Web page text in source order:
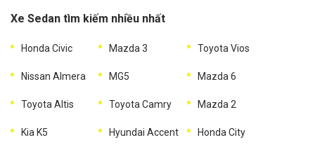
Xe Sedan tìm kiếm nhiều nhất
Honda Civic Mazda 3 Toyota Vios
Nissan Almera MG5 Mazda 6
Toyota Altis Toyota Camry Mazda 2
Kia K5 Hyundai Accent Honda City